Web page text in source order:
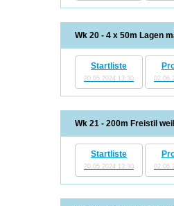
Wk 20 - 4 x 50m Lagen
Startliste
20.05.2024 13:30
Wk 21 - 200m Freistil
Startliste
20.05.2024 13:30